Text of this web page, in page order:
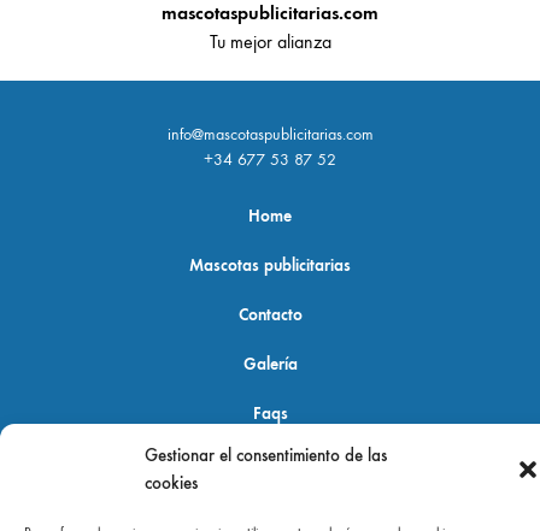
Gestionar el consentimiento de las
cookies
mascotaspublicitarias.com
Tu mejor alianza
info@mascotaspublicitarias.com
+34 677 53 87 52
Home
Mascotas publicitarias
Contacto
Galería
Faqs